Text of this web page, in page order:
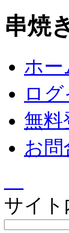
串焼
ホー
ロ
無料
お問
サイト